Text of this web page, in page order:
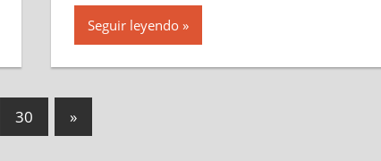
Seguir leyendo
30
Entradas
siguientes
»